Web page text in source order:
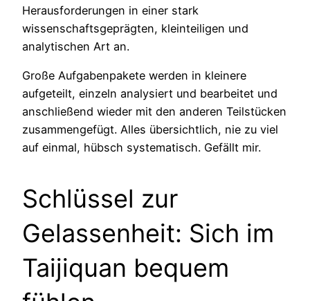
Herausforderungen in einer stark
wissenschaftsgeprägten, kleinteiligen und
analytischen Art an.
Große Aufgabenpakete werden in kleinere
aufgeteilt, einzeln analysiert und bearbeitet und
anschließend wieder mit den anderen Teilstücken
zusammengefügt. Alles übersichtlich, nie zu viel
auf einmal, hübsch systematisch. Gefällt mir.
Schlüssel zur
Gelassenheit: Sich im
Taijiquan bequem